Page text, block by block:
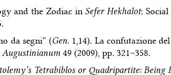
and the Zodiac in Sefer Hekhalot:
da segni” (Gen.1,14). La confutazione
Augustinianum49 (2009), pp. 321–358.
Tetrabiblos or Quadripartite: